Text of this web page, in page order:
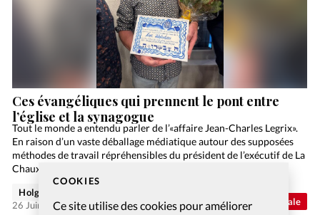
COOKIES
Ce site utilise des cookies pour améliorer
Actualité internationale
Ces évangéliques qui prennent le pont entre
l’église et la synagogue
Tout le monde a entendu parler de l’«affaire Jean-Charles Legrix».
En raison d’un vaste déballage médiatique autour des supposées
méthodes de travail répréhensibles du président de l’exécutif de La
Chaux-de-Fonds, destitué de ses fonctions par…
Holger Wetjen
26 Juin 2026
Abonnés